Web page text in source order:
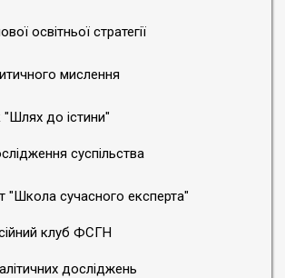
освітньої стратегії
мислення
"Шлях до істини"
суспільства
"Школа сучасного експерта"
клуб ФСГН
досліджень